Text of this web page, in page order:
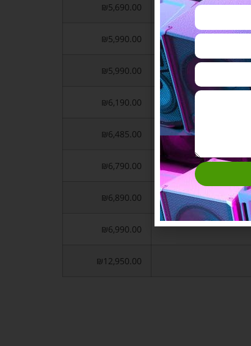
₪5,690.00
₪5,990.00
₪5,990.00
₪6,190.00
₪6,485.00
₪6,790.00
₪6,890.00
₪6,990.00
₪12,950.00